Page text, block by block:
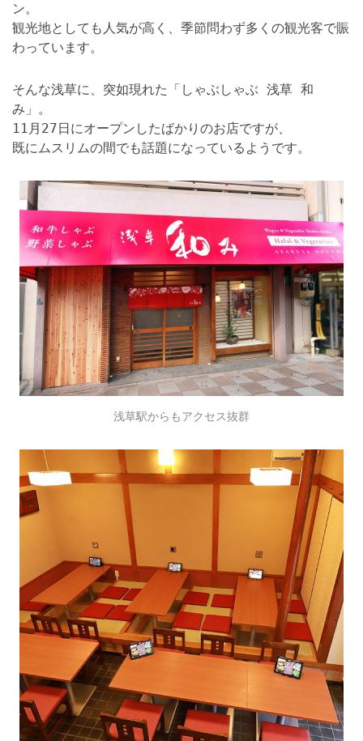
ン。
観光地としても人気が高く、季節問わず多くの観光客で賑
わっています。
そんな浅草に、突如現れた「しゃぶしゃぶ 浅草 和
み」。
11月27日にオープンしたばかりのお店ですが、
既にムスリムの間でも話題になっているようです。
浅草駅からもアクセス抜群